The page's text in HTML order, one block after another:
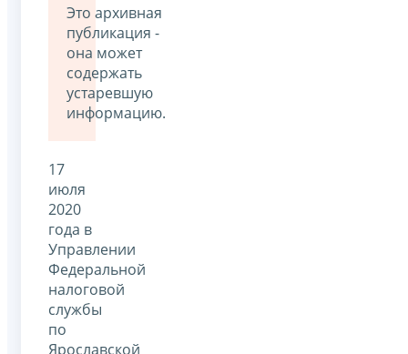
Это архивная
публикация -
она может
содержать
устаревшую
информацию.
17
июля
2020
года в
Управлении
Федеральной
налоговой
службы
по
Ярославской